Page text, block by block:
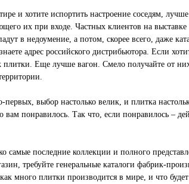
и хотите испортить настроение соседям, лучше
их при входе. Частных клиентов на выставке
в недоумение, а потом, скорее всего, даже
адрес российского дистрибьютора. Если
плитки. Еще лучше вагон. Смело получайте от
первых, выбор настолько велик, и плитка
понравилось. Так что, если понравилось –
самые последние коллекции и полного
требуйте генеральные каталоги фабрик-
много плитки производится в мире, и что